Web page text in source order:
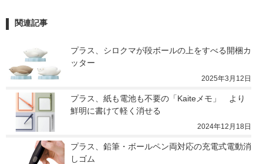
関連記事
プラス、シロクマが段ボールの上をすべる開梱カ
ッター
2025年3月12日
プラス、紙も電池も不要の「Kaiteメモ」　より
鮮明に書けて軽く消せる
2024年12月18日
プラス、鉛筆・ボールペン両対応の充電式電動消
しゴム